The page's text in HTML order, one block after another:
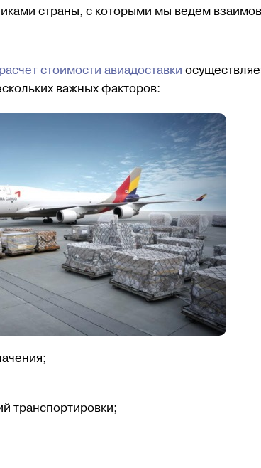
страны, с которыми мы ведем
расчет стоимости авиадоставки
важных факторов:
транспортировки;